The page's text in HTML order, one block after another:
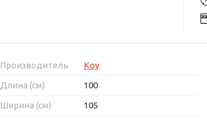
Производитель
Koy
Длина (см)
100
Ширина (см)
105